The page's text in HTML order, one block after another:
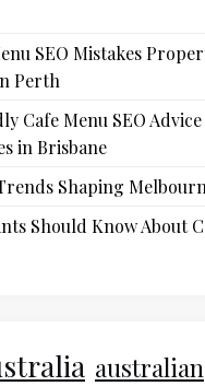
SEO Mistakes
Perth
Cafe Menu SEO
in Brisbane
Shaping
Should Know About
australian